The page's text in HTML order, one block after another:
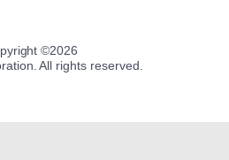
©2026
All rights reserved.